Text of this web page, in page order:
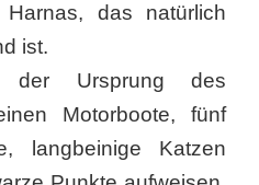
das natürlich
ist.
Ursprung des
Motorboote, fünf
langbeinige Katzen